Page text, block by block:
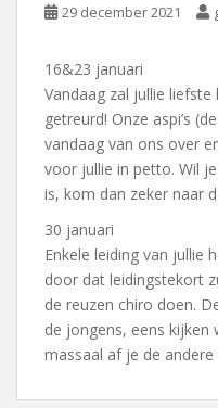
29 december 2021
16&23 januari
Vandaag zal jullie
getreurd! Onze aspi’s
vandaag van ons over
voor jullie in petto. Wil
is, kom dan zeker naar
30 januari
Enkele leiding van jullie
door dat leidingstekort
de reuzen chiro doen.
de jongens, eens kijken
massaal af je de andere